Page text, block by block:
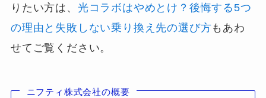
りたい方は、 光コラボはやめとけ？後悔する5つ
の理由と失敗しない乗り換え先の選び方もあわ
せてご覧ください。
ニフティ株式会社の概要